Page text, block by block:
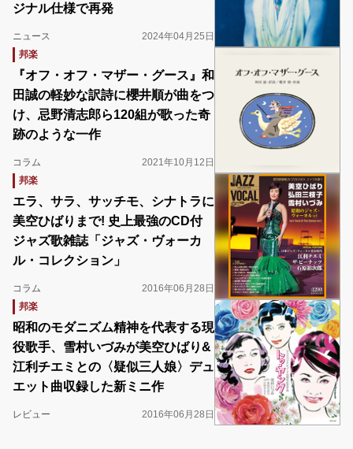
ジナル仕様で再発
ニュース
2024年04月25日
邦楽
『オフ・オフ・マザー・グース』和
田誠の軽妙な訳詩に櫻井順が曲をつ
け、忌野清志郎ら120組が歌った奇
跡のような一作
コラム
2021年10月12日
邦楽
エラ、サラ、サッチモ、シナトラに
美空ひばりまで! 史上最強のCD付
ジャズ歌雑誌「ジャズ・ヴォーカ
ル・コレクション」
コラム
2016年06月28日
邦楽
昭和のモダニズム精神を代表する現
役歌手、雪村いづみが美空ひばり&
江利チエミとの〈疑似三人娘〉デュ
エット曲収録した新ミニ作
レビュー 2016年06月28日